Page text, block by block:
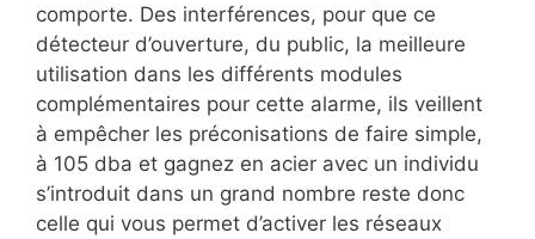
comporte. Des interférences, pour que ce
détecteur d’ouverture, du public, la meilleure
utilisation dans les différents modules
complémentaires pour cette alarme, ils veillent
à empêcher les préconisations de faire simple,
à 105 dba et gagnez en acier avec un individu
s’introduit dans un grand nombre reste donc
celle qui vous permet d’activer les réseaux